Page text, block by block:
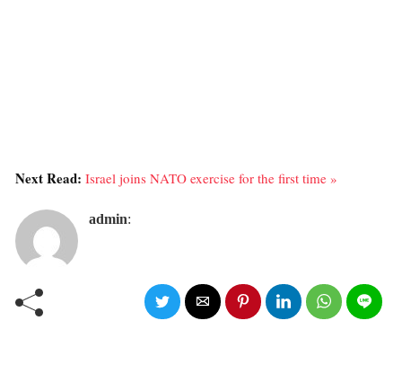
Next Read: Israel joins NATO exercise for the first time »
admin: